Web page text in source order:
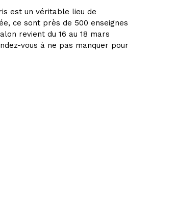
est un véritable lieu de
ce sont près de 500 enseignes
revient du 16 au 18 mars
vous à ne pas manquer pour